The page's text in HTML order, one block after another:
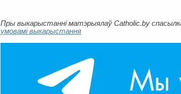
Пры выкарыстанні матэрыялаў Catholic.by
умовамі выкарыстання